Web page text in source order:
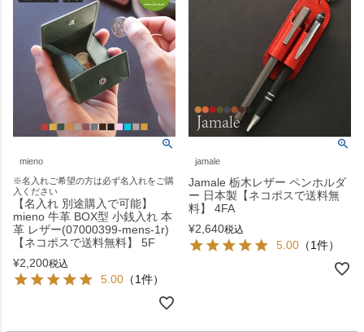
mieno
※名入れご希望の方は必ず名入れをご購
入ください
【名入れ 別途購入で可能】
mieno 牛革 BOX型 小銭入れ 本
革 レザー(07000399-mens-1r)
【ネコポスで送料無料】 5F
¥2,200税込
5.00 （1件）
jamale
Jamale 栃木レザー ペンホルダ
ー 日本製【ネコポスで送料無
料】 4FA
¥2,640税込
5.00 （1件）